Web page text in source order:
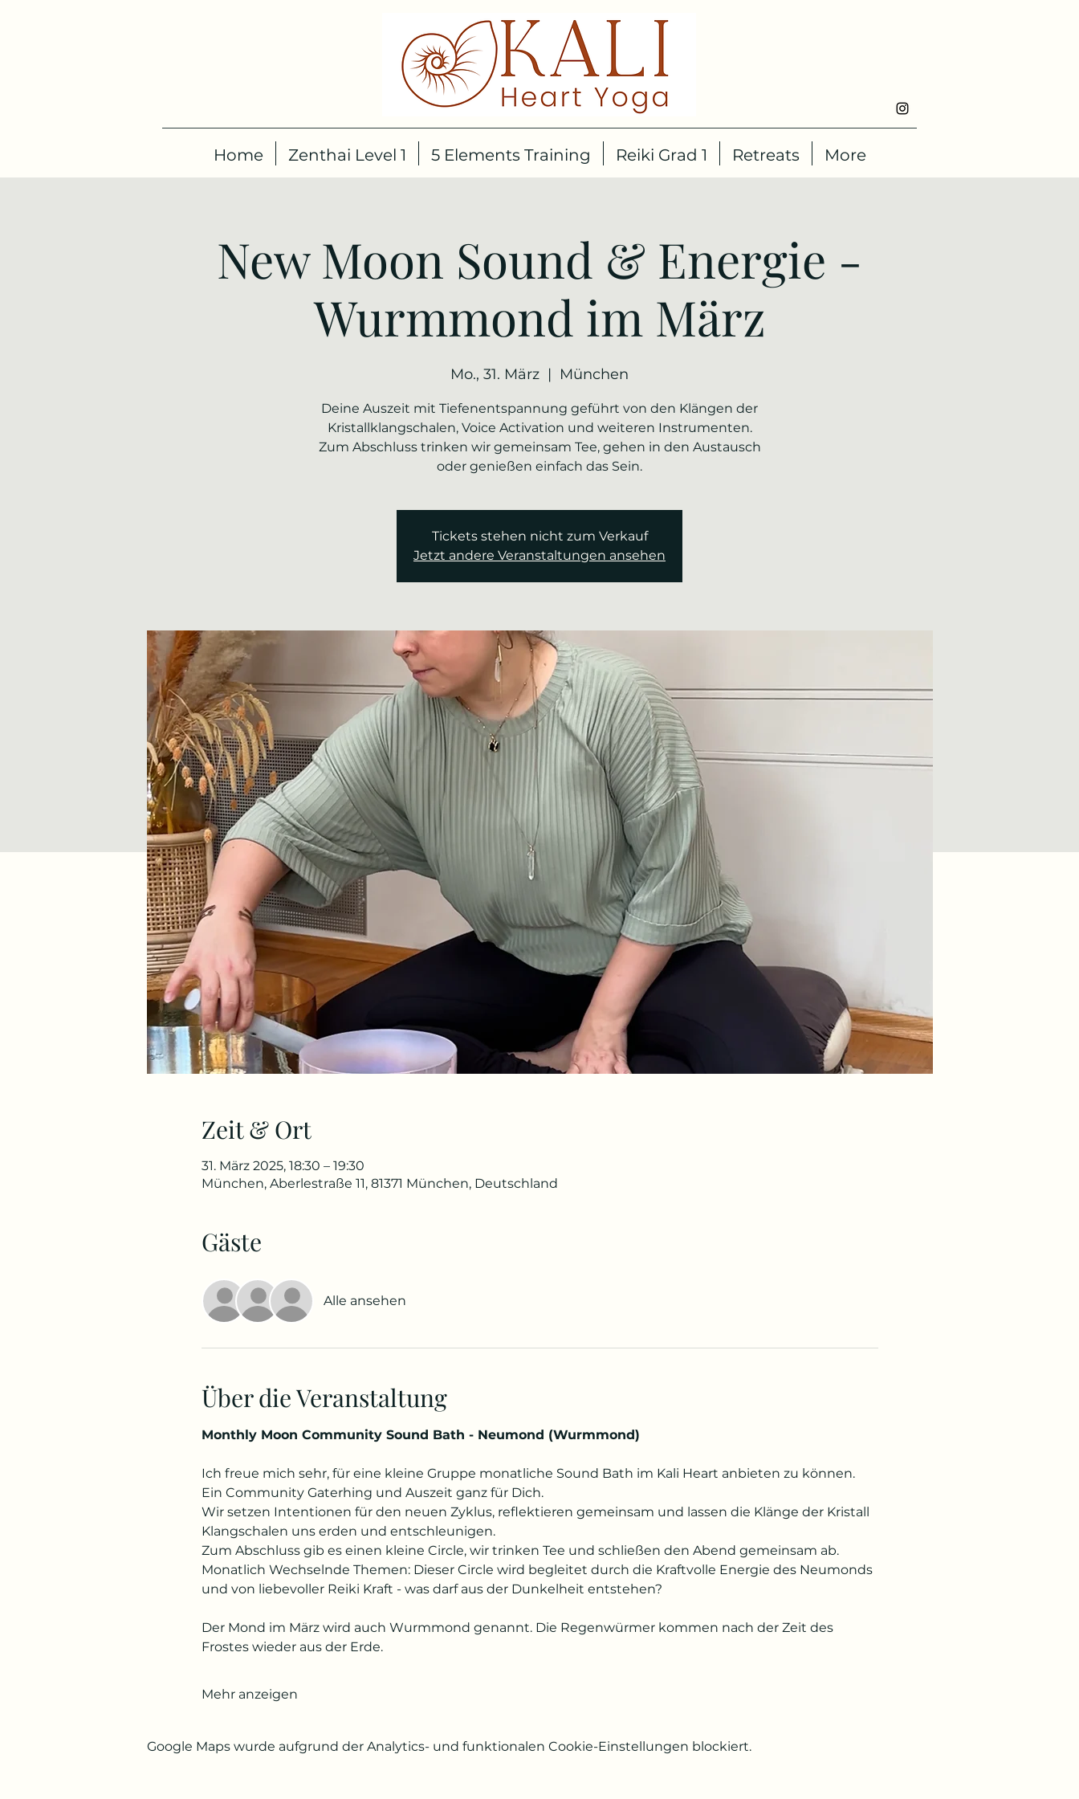
Home Zenthai Level 1 5 Elements Training Reiki Grad 1 Retreats More
New Moon Sound & Energie -
Wurmmond im März
Mo., 31. März
  |
München
Deine Auszeit mit Tiefenentspannung geführt von den Klängen der
Kristallklangschalen, Voice Activation und weiteren Instrumenten.
Zum Abschluss trinken wir gemeinsam Tee, gehen in den Austausch
oder genießen einfach das Sein.
Tickets stehen nicht zum Verkauf
Jetzt andere Veranstaltungen ansehen
Zeit & Ort
31. März 2025, 18:30 – 19:30
München, Aberlestraße 11, 81371 München, Deutschland
Gäste
Alle ansehen
Über die Veranstaltung
Monthly Moon Community Sound Bath - Neumond (Wurmmond)
Ich freue mich sehr, für eine kleine Gruppe monatliche Sound Bath im Kali Heart anbieten zu können.
Ein Community Gaterhing und Auszeit ganz für Dich.
Wir setzen Intentionen für den neuen Zyklus, reflektieren gemeinsam und lassen die Klänge der Kristall
Klangschalen uns erden und entschleunigen.
Zum Abschluss gib es einen kleine Circle, wir trinken Tee und schließen den Abend gemeinsam ab.
Monatlich Wechselnde Themen: Dieser Circle wird begleitet durch die Kraftvolle Energie des Neumonds
und von liebevoller Reiki Kraft - was darf aus der Dunkelheit entstehen?
Der Mond im März wird auch Wurmmond genannt. Die Regenwürmer kommen nach der Zeit des
Frostes wieder aus der Erde.
Mehr anzeigen
Google Maps wurde aufgrund der Analytics- und funktionalen Cookie-Einstellungen blockiert.